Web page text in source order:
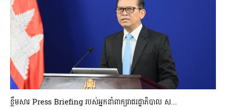
ខ្លឹមសារ Press Briefing របស់អ្នកនាំពាក្យរាជរដ្ឋាភិបាល ស...